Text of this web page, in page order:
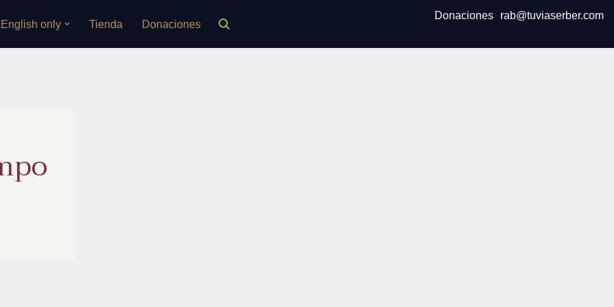
English only Tienda Donaciones
Donaciones rab@tuviaserber.com